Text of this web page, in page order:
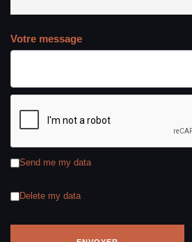
Votre message
Send me my data
Delete my data